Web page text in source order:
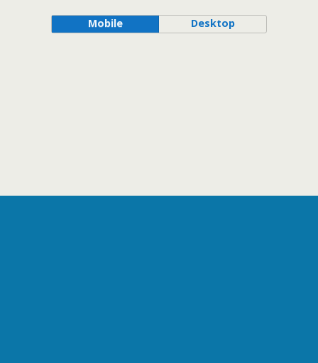
Mobile Desktop